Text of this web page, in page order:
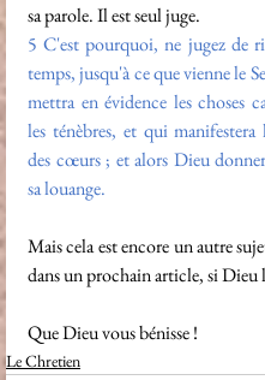
sa parole. Il est seul juge.
5 C'est pourquoi, ne jugez de
temps, jusqu'à ce que vienne le
mettra en évidence les choses
les ténèbres, et qui manifestera
des cœurs ; et alors Dieu
sa louange.
Mais cela est encore un autre
dans un prochain article, si Dieu
Que Dieu vous bénisse !
Le Chretien